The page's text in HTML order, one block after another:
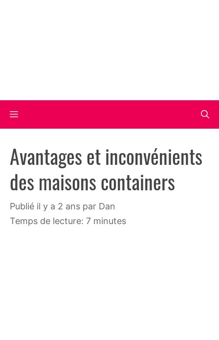
Menu
Avantages et inconvénients
des maisons containers
publié il y a 2 ans par Dan
Temps de lecture: 7 minutes